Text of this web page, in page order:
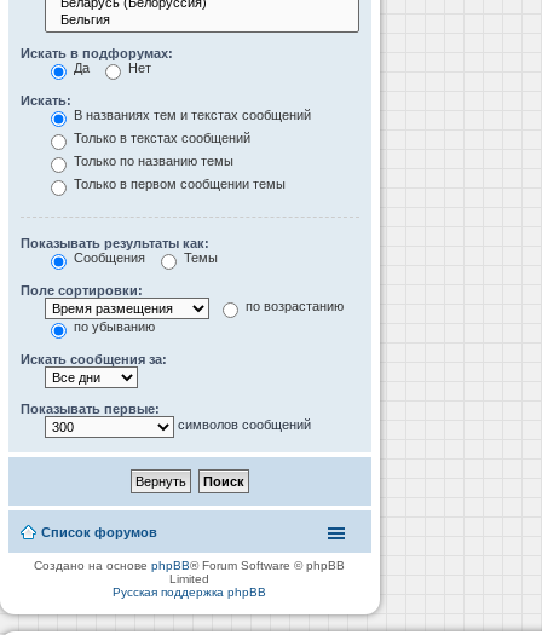
Искать в подфорумах:
Да
Нет
Искать:
В названиях тем и текстах сообщений
Только в текстах сообщений
Только по названию темы
Только в первом сообщении темы
Показывать результаты как:
Сообщения
Темы
Поле сортировки:
по возрастанию
по убыванию
Искать сообщения за:
Показывать первые:
символов сообщений
Список форумов
Создано на основеphpBB® Forum Software © phpBB
Limited
Русская поддержка phpBB